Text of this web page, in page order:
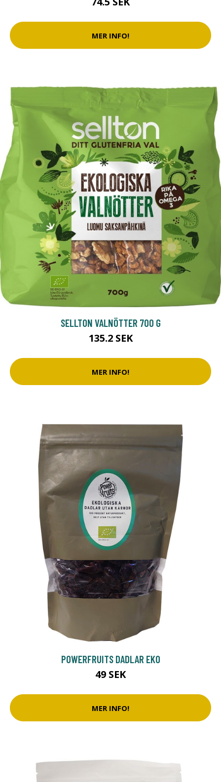
MER INFO!
SELLTON VALNÖTTER 700 G
135.2 SEK
MER INFO!
POWERFRUITS DADLAR EKO
49 SEK
MER INFO!